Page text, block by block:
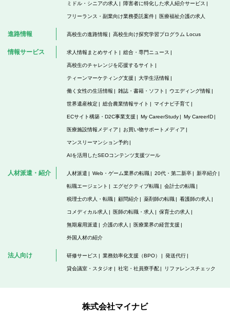
ミドル・シニアの求人 障害者に特化した求人紹介サービス
フリーランス・副業向け業務委託案件 医療福祉介護の求人
進路情報 高校生の進路情報 高校生向け探究学習プログラム Locus
情報サービス 求人情報まとめサイト 総合・専門ニュース
高校生のチャレンジを応援するサイト
ティーンマーケティング支援 大学生活情報
働く女性の生活情報 雑誌・書籍・ソフト ウエディング情報
世界遺産検定 総合農業情報サイト マイナビ子育て
ECサイト構築・D2C事業支援 My CareerStudy My CareerID
医療施設情報メディア お買い物サポートメディア
マンスリーマンション予約
AIを活用したSEOコンテンツ支援ツール
人材派遣・紹介 人材派遣 Web・ゲーム業界の転職 20代・第二新卒 新卒紹介
転職エージェント エグゼクティブ転職 会計士の転職
税理士の求人・転職 顧問紹介 薬剤師の転職 看護師の求人
コメディカル求人 医師の転職・求人 保育士の求人
無期雇用派遣 介護の求人 医療業界の経営支援
外国人材の紹介
法人向け 研修サービス 業務効率化支援（BPO） 発送代行
貸会議室・スタジオ 社宅・社員寮手配 リファレンスチェック
株式会社マイナビ